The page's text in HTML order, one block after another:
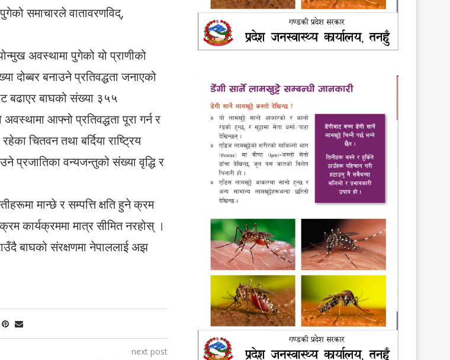
समाचारले वातावरणविद्,
अवस्थामा पुगेको यो प्राणीको
दोब्बर बनाउने प्रतिवद्धता जनाएको
बढाएर बाघको संख्या ३५५
आफ्नो प्रतिवद्धता पूरा गर्न र
चितवन तथा बर्दिया राष्ट्रिय
प्रजातिका वन्यजन्तुको संख्या वृद्धि र
मान्छे र सम्पत्ति क्षति हुने क्रम
कार्यक्रममा मात्र सीमित नरहोस् ।
बाघको संरक्षणमा नेपाललाई अझ
next post